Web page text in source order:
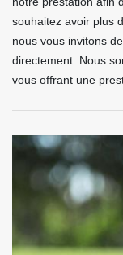
souhaitez avoir plus
nous vous invitons
directement. Nous
vous offrant une